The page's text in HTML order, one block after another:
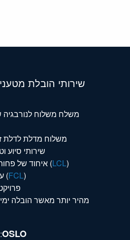
שירותי הובלת
משלח משלוח לנורבגיה
,משלוח מדלת לדלת
שירותי סיוע
איחוד של פחות ממכולות מלאות (LCL)
עומסי מיכל מלאים (FCL)
מהיר יותר מאשר הובלה
מחסן בנורבגיה:OSLO